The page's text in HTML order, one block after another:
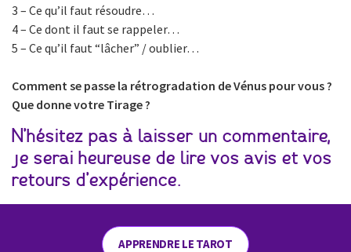
3 – Ce qu’il faut résoudre…
4 – Ce dont il faut se rappeler…
5 – Ce qu’il faut “lâcher” / oublier…
Comment se passe la rétrogradation de Vénus pour vous ?
Que donne votre Tirage ?
N’hésitez pas à laisser un commentaire,
je serai heureuse de lire vos avis et vos
retours d’expérience.
APPRENDRE LE TAROT